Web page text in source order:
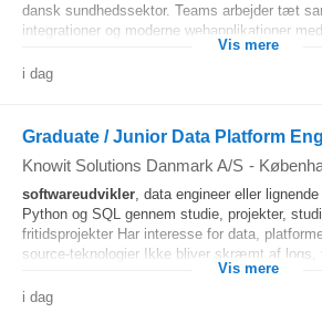
dansk sundhedssektor. Teams arbejder tæt
integrationer og moderne webapplikationer
Vis mere
i dag
Graduate / Junior Data Platform
Knowit Solutions Danmark A/S -
softwareudvikler, data engineer eller
Python og SQL gennem studie, projekter,
fritidsprojekter Har interesse for data,
source-teknologier Ikke bliver skræmt af logs,
Vis mere
i dag